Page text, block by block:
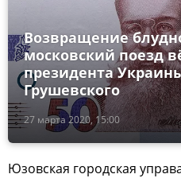
27 марта 2020, 15:00
Возвращение
московский поезд
президента
Грушевского
Юзовская городская